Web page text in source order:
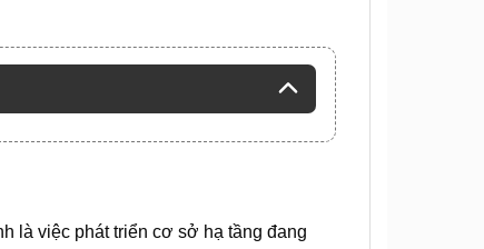
là việc phát triển cơ sở hạ tầng đang